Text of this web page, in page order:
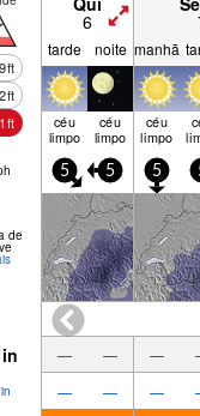
ft
ft
ft
6
tarde noite manhã
céu
limpo
céu
limpo
céu
limpo
5 5 5
de
in — — —
in — — —